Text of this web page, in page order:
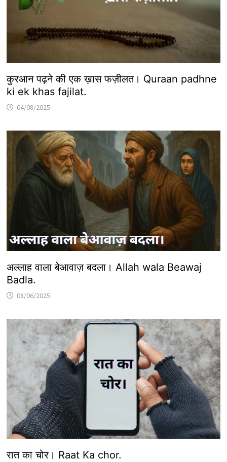
कुरआन पढ़ने की एक ख़ास फज़ीलत। Quraan padhne
ki ek khas fajilat.
04/08/2025
अल्लाह वाला बेआवाज़ बदला। Allah wala Beawaj
Badla.
08/06/2025
रात का चोर। Raat Ka chor.